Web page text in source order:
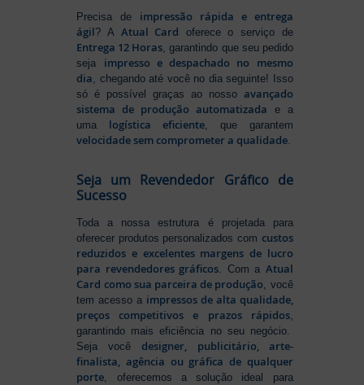
Precisa de impressão rápida e entrega
ágil? A Atual Card oferece o serviço de
Entrega 12 Horas , garantindo que seu pedido
seja impresso e despachado no mesmo
dia , chegando até você no dia seguinte! Isso
só é possível graças ao nosso avançado
sistema de produção automatizada e a
uma logística eficiente , que garantem
velocidade sem comprometer a qualidade
Seja um Revendedor Gráfico de
Sucesso
Toda a nossa estrutura é projetada para
oferecer produtos personalizados com custos
reduzidos e excelentes margens de lucro
para revendedores gráficos . Com a Atual
Card como sua parceira de produção , você
tem acesso a impressos de alta qualidade,
preços competitivos e prazos rápidos,
garantindo mais eficiência no seu negócio.
Seja vocêdesigner, publicitário, arte-
finalista, agência ou gráfica de qualquer
porte , oferecemos a solução ideal para